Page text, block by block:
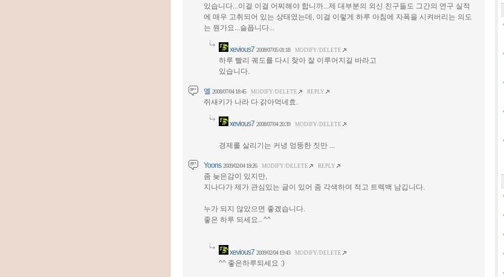
있습니다...이걸 이걸 어찌해야 합니까...제 대부분의 외신 친구들도 그간의 연구 실적
에 매우 고취되어 있는 상태였는데, 이걸 이렇게 하루 아침에 자폭을 시켜버리는 의도
는 뭔가요...슬픕니다...
xevious7 2008/07/05 01:18 MODIFY/DELETE
하루 빨리 궤도를 다시 찾아 잘 이루어지길 바라고
있습니다.
옐 2008/07/04 18:45 MODIFY/DELETE REPLY
쥐새키가 나라 다 갉아먹네효.
xevious7 2008/07/04 20:39 MODIFY/DELETE
경제를 살리기는 커녕 엉뚱한 짓만 ...
Yoons 2009/02/04 19:26 MODIFY/DELETE REPLY
좀 늦은감이 있지만,
지나다가 제가 관심있는 글이 있어 좀 각색하여 적고 트렉백 남깁니다.
누가 되지 않았으면 좋겠습니다.
좋은 하루 되세요.. ^^
xevious7 2009/02/04 19:43 MODIFY/DELETE
^^ 좋은하루되세요 :)